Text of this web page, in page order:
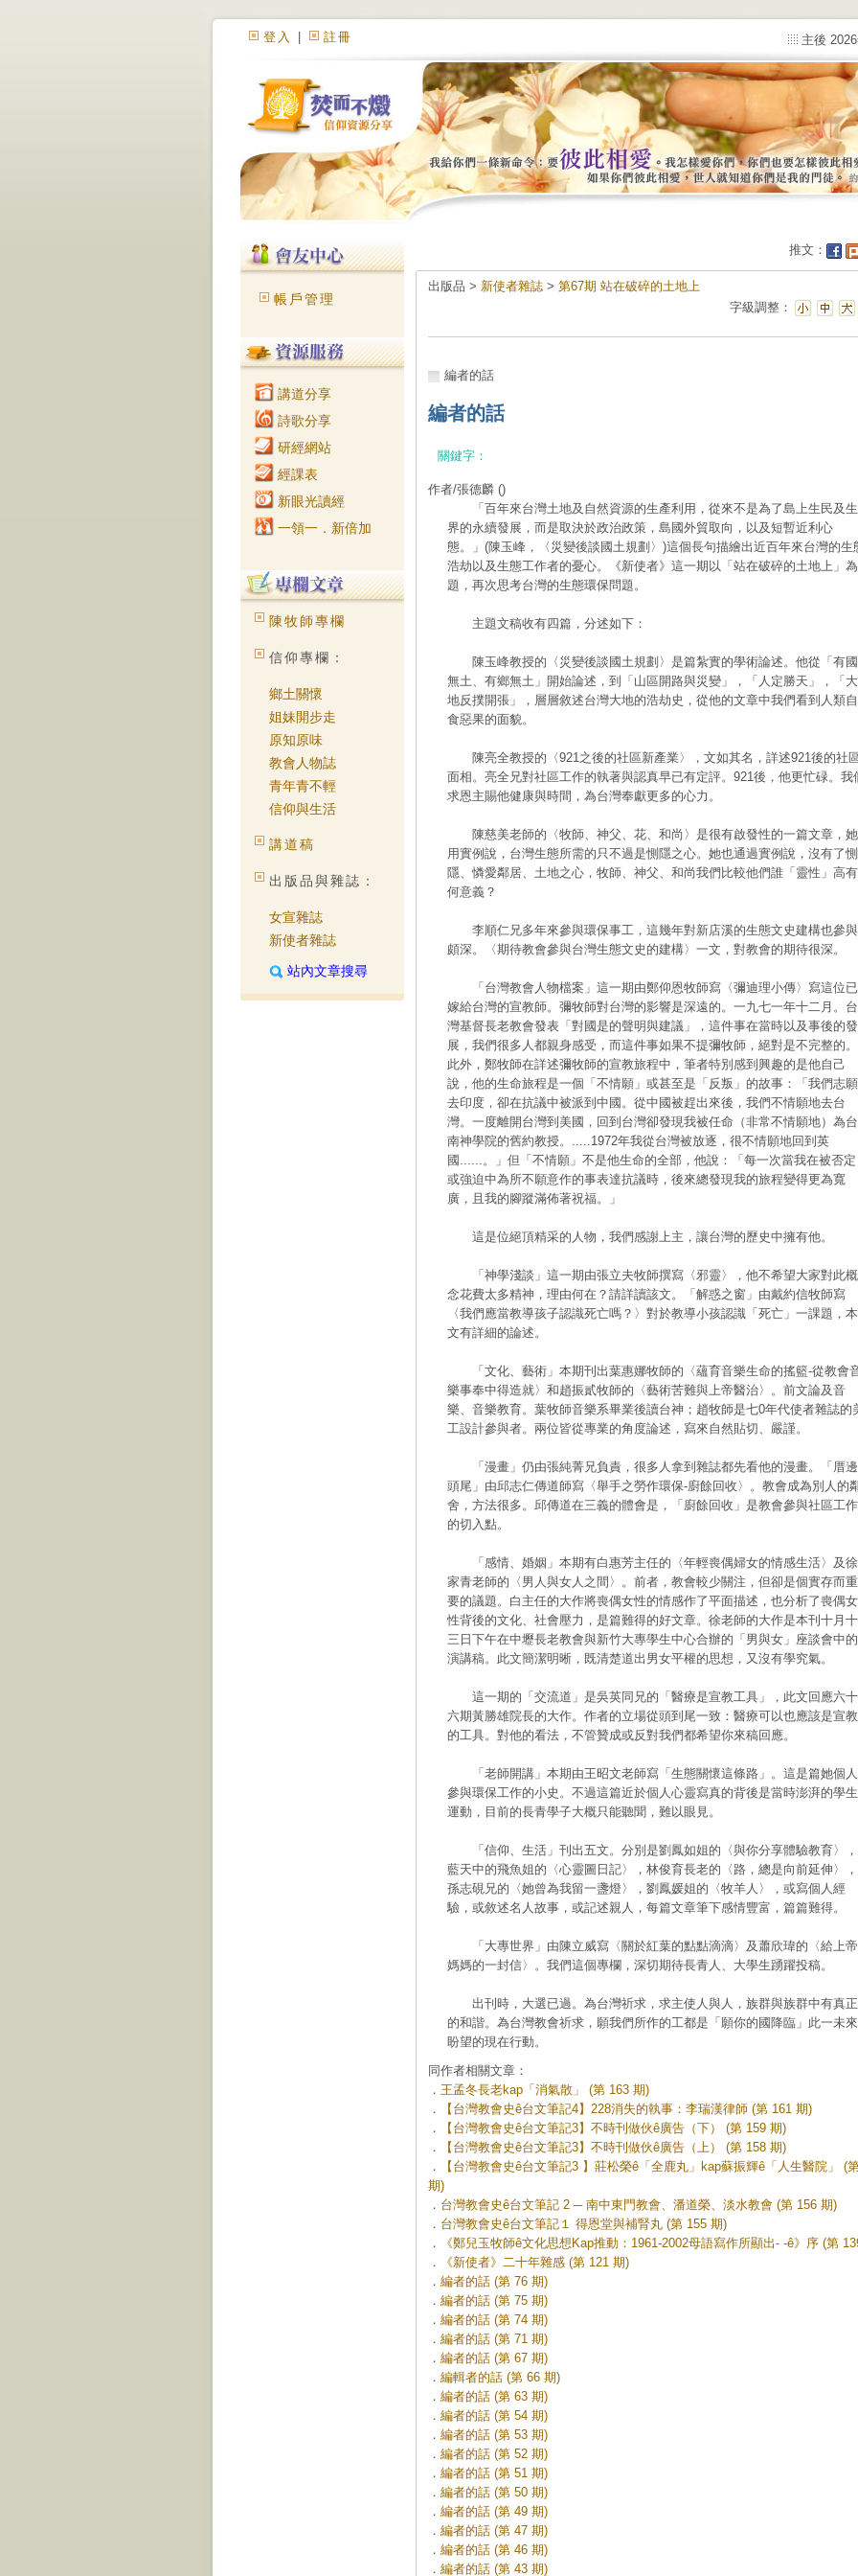
登入 註冊 主後
帳戶管理
講道分享
詩歌分享
研經網站
經課表
新眼光讀經
一領一．新倍加
陳牧師專欄
信仰專欄：
鄉土關懷
姐妹開步走
原知原味
教會人物誌
青年青不輕
信仰與生活
講道稿
出版品與雜誌：
女宣雜誌
新使者雜誌
站內文章搜尋
推文：
出版品 > 新使者雜誌 > 第67期 站在破碎的土地上
字級調整：
編者的話
編者的話
關鍵字：
作者/張德麟 ()
「百年來台灣土地及自然資源的生產利用，從來不是為了島上生民及生
界的永續發展，而是取決於政治政策，島國外貿取向，以及短暫近利心
態。」(陳玉峰，〈災變後談國土規劃〉)這個長句描繪出近百年來台灣的生
浩劫以及生態工作者的憂心。《新使者》這一期以「站在破碎的土地上」為
題，再次思考台灣的生態環保問題。
主題文稿收有四篇，分述如下：
陳玉峰教授的〈災變後談國土規劃〉是篇紮實的學術論述。他從「有國
無土、有鄉無土」開始論述，到「山區開路與災變」，「人定勝天」，「大
地反撲開張」，層層敘述台灣大地的浩劫史，從他的文章中我們看到人類自
食惡果的面貌。
陳亮全教授的〈921之後的社區新產業〉，文如其名，詳述921後的社
面相。亮全兄對社區工作的執著與認真早已有定評。921後，他更忙碌。我
求恩主賜他健康與時間，為台灣奉獻更多的心力。
陳慈美老師的〈牧師、神父、花、和尚〉是很有啟發性的一篇文章，她
用實例說，台灣生態所需的只不過是惻隱之心。她也通過實例說，沒有了惻
隱、憐愛鄰居、土地之心，牧師、神父、和尚我們比較他們誰「靈性」高有
何意義？
李順仁兄多年來參與環保事工，這幾年對新店溪的生態文史建構也參與
頗深。〈期待教會參與台灣生態文史的建構〉一文，對教會的期待很深。
「台灣教會人物檔案」這一期由鄭仰恩牧師寫〈彌迪理小傳〉寫這位已
嫁給台灣的宣教師。彌牧師對台灣的影響是深遠的。一九七一年十二月。台
灣基督長老教會發表「對國是的聲明與建議」，這件事在當時以及事後的發
展，我們很多人都親身感受，而這件事如果不提彌牧師，絕對是不完整的。
此外，鄭牧師在詳述彌牧師的宣教旅程中，筆者特別感到興趣的是他自己
說，他的生命旅程是一個「不情願」或甚至是「反叛」的故事：「我們志願
去印度，卻在抗議中被派到中國。從中國被趕出來後，我們不情願地去台
灣。一度離開台灣到美國，回到台灣卻發現我被任命（非常不情願地）為台
南神學院的舊約教授。.....1972年我從台灣被放逐，很不情願地回到英
國......。」但「不情願」不是他生命的全部，他說：「每一次當我在被否定
或強迫中為所不願意作的事表達抗議時，後來總發現我的旅程變得更為寬
廣，且我的腳蹤滿佈著祝福。」
這是位絕頂精采的人物，我們感謝上主，讓台灣的歷史中擁有他。
「神學淺談」這一期由張立夫牧師撰寫〈邪靈〉，他不希望大家對此概
念花費太多精神，理由何在？請詳讀該文。「解惑之窗」由戴約信牧師寫
〈我們應當教導孩子認識死亡嗎？〉對於教導小孩認識「死亡」一課題，本
文有詳細的論述。
「文化、藝術」本期刊出葉惠娜牧師的〈蘊育音樂生命的搖籃-從教會
樂事奉中得造就〉和趙振貳牧師的〈藝術苦難與上帝醫治〉。前文論及音
樂、音樂教育。葉牧師音樂系畢業後讀台神；趙牧師是七0年代使者雜誌的
工設計參與者。兩位皆從專業的角度論述，寫來自然貼切、嚴謹。
「漫畫」仍由張純菁兄負責，很多人拿到雜誌都先看他的漫畫。「厝邊
頭尾」由邱志仁傳道師寫〈舉手之勞作環保-廚餘回收〉。教會成為別人的
舍，方法很多。邱傳道在三義的體會是，「廚餘回收」是教會參與社區工作
的切入點。
「感情、婚姻」本期有白惠芳主任的〈年輕喪偶婦女的情感生活〉及徐
家青老師的〈男人與女人之間〉。前者，教會較少關注，但卻是個實存而重
要的議題。白主任的大作將喪偶女性的情感作了平面描述，也分析了喪偶女
性背後的文化、社會壓力，是篇難得的好文章。徐老師的大作是本刊十月十
三日下午在中壢長老教會與新竹大專學生中心合辦的「男與女」座談會中的
演講稿。此文簡潔明晰，既清楚道出男女平權的思想，又沒有學究氣。
這一期的「交流道」是吳英同兄的「醫療是宣教工具」，此文回應六十
六期黃勝雄院長的大作。作者的立場從頭到尾一致：醫療可以也應該是宣教
的工具。對他的看法，不管贊成或反對我們都希望你來稿回應。
「老師開講」本期由王昭文老師寫「生態關懷這條路」。這是篇她個人
參與環保工作的小史。不過這篇近於個人心靈寫真的背後是當時澎湃的學生
運動，目前的長青學子大概只能聽聞，難以眼見。
「信仰、生活」刊出五文。分別是劉鳳如姐的〈與你分享體驗教育〉，
藍天中的飛魚姐的〈心靈圖日記〉，林俊育長老的〈路，總是向前延伸〉，
孫志硯兄的〈她曾為我留一盞燈〉，劉鳳媛姐的〈牧羊人〉，或寫個人經
驗，或敘述名人故事，或記述親人，每篇文章筆下感情豐富，篇篇難得。
「大專世界」由陳立威寫〈關於紅葉的點點滴滴〉及蕭欣瑋的〈給上帝
媽媽的一封信〉。我們這個專欄，深切期待長青人、大學生踴躍投稿。
出刊時，大選已過。為台灣祈求，求主使人與人，族群與族群中有真正
的和諧。為台灣教會祈求，願我們所作的工都是「願你的國降臨」此一未來
盼望的現在行動。
同作者相關文章：
． 王孟冬長老kap「消氣散」 (第 163 期)
．
【台灣教會史ê台文筆記4】228消失的執事：李瑞漢律師 (第 161 期)
．
【台灣教會史ê台文筆記3】不時刊做伙ê廣告（下） (第 159 期)
．
【台灣教會史ê台文筆記3】不時刊做伙ê廣告（上） (第 158 期)
．
【台灣教會史ê台文筆記3 】莊松榮ê「全鹿丸」kap蘇振輝ê「人生醫院」 (
期)
． 台灣教會史ê台文筆記 2 ─ 南中東門教會、潘道榮、淡水教會 (第 156 期)
． 台灣教會史ê台文筆記１ 得恩堂與補腎丸 (第 155 期)
．
《鄭兒玉牧師ê文化思想Kap推動：1961-2002母語寫作所顯出- -ê》序 (第
．
《新使者》二十年雜感 (第 121 期)
． 編者的話 (第 76 期)
． 編者的話 (第 75 期)
． 編者的話 (第 74 期)
． 編者的話 (第 71 期)
． 編者的話 (第 67 期)
． 編輯者的話 (第 66 期)
． 編者的話 (第 63 期)
． 編者的話 (第 54 期)
． 編者的話 (第 53 期)
． 編者的話 (第 52 期)
． 編者的話 (第 51 期)
． 編者的話 (第 50 期)
． 編者的話 (第 49 期)
． 編者的話 (第 47 期)
． 編者的話 (第 46 期)
． 編者的話 (第 43 期)